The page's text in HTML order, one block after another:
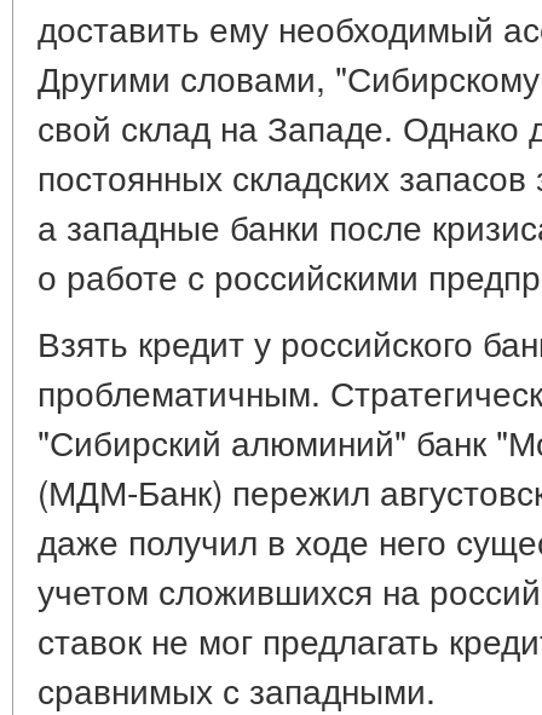
доставить ему необходимый
Другими словами,
свой склад на Западе. Однако
постоянных складских
а западные банки после
о работе с российскими
Взять кредит у российского
проблематичным.
"Сибирский алюминий" банк
(МДМ-Банк) пережил
даже получил в ходе него
учетом сложившихся на
ставок не мог предлагать
сравнимых с западными.